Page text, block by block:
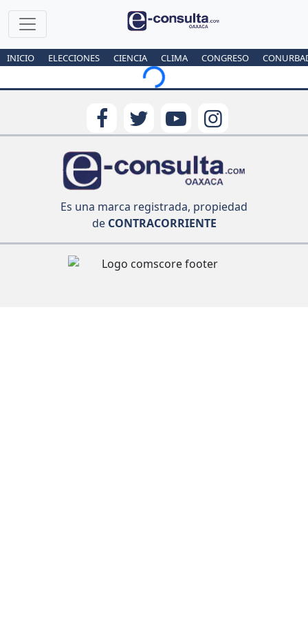
INICIO ELECCIONES CIENCIA CLIMA CONGRESO
Loading...
Es una marca registrada, propiedad
deCONTRACORRIENTE